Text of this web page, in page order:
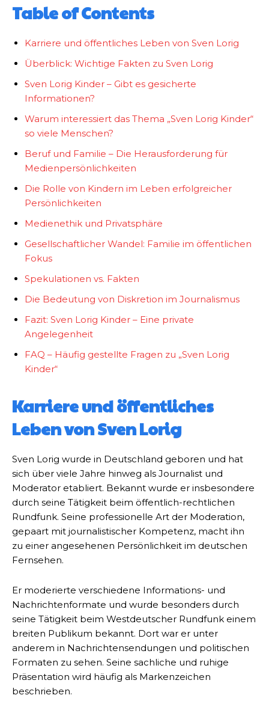
Table of Contents
Karriere und öffentliches Leben von Sven Lorig
Überblick: Wichtige Fakten zu Sven Lorig
Sven Lorig Kinder – Gibt es gesicherte
Informationen?
Warum interessiert das Thema „Sven Lorig Kinder“
so viele Menschen?
Beruf und Familie – Die Herausforderung für
Medienpersönlichkeiten
Die Rolle von Kindern im Leben erfolgreicher
Persönlichkeiten
Medienethik und Privatsphäre
Gesellschaftlicher Wandel: Familie im öffentlichen
Fokus
Spekulationen vs. Fakten
Die Bedeutung von Diskretion im Journalismus
Fazit: Sven Lorig Kinder – Eine private
Angelegenheit
FAQ – Häufig gestellte Fragen zu „Sven Lorig
Kinder“
Karriere und öffentliches
Leben von Sven Lorig
Sven Lorig wurde in Deutschland geboren und hat
sich über viele Jahre hinweg als Journalist und
Moderator etabliert. Bekannt wurde er insbesondere
durch seine Tätigkeit beim öffentlich-rechtlichen
Rundfunk. Seine professionelle Art der Moderation,
gepaart mit journalistischer Kompetenz, macht ihn
zu einer angesehenen Persönlichkeit im deutschen
Fernsehen.
Er moderierte verschiedene Informations- und
Nachrichtenformate und wurde besonders durch
seine Tätigkeit beim Westdeutscher Rundfunk einem
breiten Publikum bekannt. Dort war er unter
anderem in Nachrichtensendungen und politischen
Formaten zu sehen. Seine sachliche und ruhige
Präsentation wird häufig als Markenzeichen
beschrieben.